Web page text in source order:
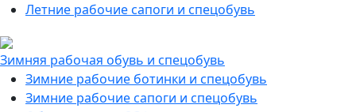
Летние рабочие сапоги и спецобувь
Зимняя рабочая обувь и спецобувь
Зимние рабочие ботинки и спецобувь
Зимние рабочие сапоги и спецобувь